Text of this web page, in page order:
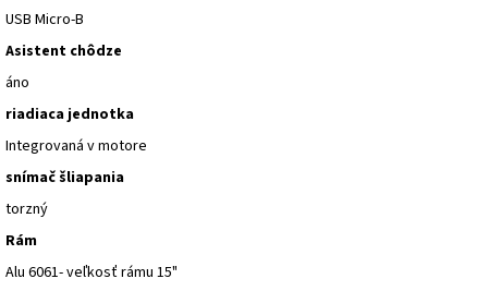
USB Micro-B
Asistent chôdze
áno
riadiaca jednotka
Integrovaná v motore
snímač šliapania
torzný
Rám
Alu 6061- veľkosť rámu 15"